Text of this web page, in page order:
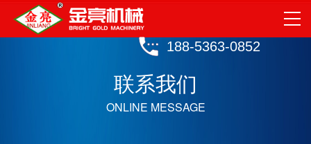
188-5363-0852
联系我们
ONLINE MESSAGE